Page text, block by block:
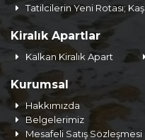
Tatilcilerin Yeni Rotası; Kaş
Kiralık Apartlar
Kalkan Kiralık Apart
Kurumsal
Hakkımızda
Belgelerimiz
Mesafeli Satış Sözleşmesi